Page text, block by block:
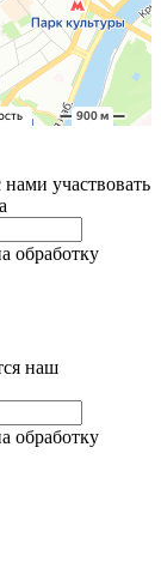
участвовать
обработку
наш
обработку